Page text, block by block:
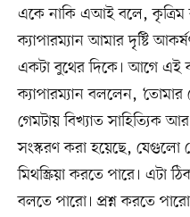
একে নাকি এআই বলে, কৃত্রিম
ক্যাপারম্যান আমার দৃষ্টি
একটা বুথের দিকে। আগে এই
ক্যাপারম্যান বললেন,
গেমটায় বিখ্যাত সাহিত্যিক আর
সংস্করণ করা হয়েছে, যেগুলো
মিথস্ক্রিয়া করতে পারে। এটা
বলতে পারো। প্রশ্ন করতে